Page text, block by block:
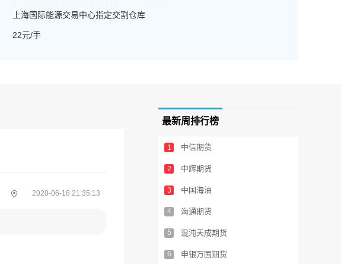
上海国际能源交易中心指定交割仓库
22元/手
2020-06-18 21:35:13
最新周排行榜
1 中信期货
2 中辉期货
3 中国海油
4 海通期货
5 混沌天成期货
6 申银万国期货